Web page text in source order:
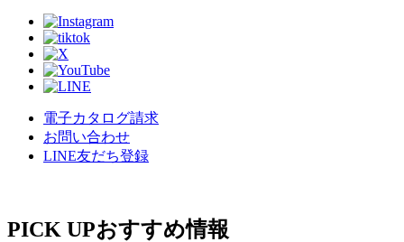
電子カタログ請求
お問い合わせ
LINE友だち登録
PICK UPおすすめ情報